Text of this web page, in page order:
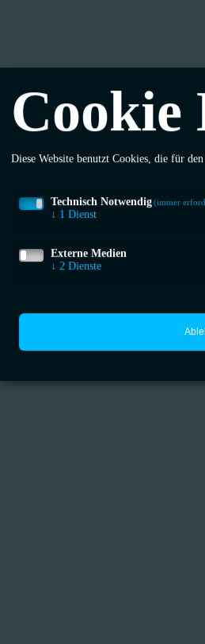
Cookie
Diese Website benutzt Cookies, die für
Technisch Notwendig(immer
↓ 1 Dienst
Externe Medien
↓ 2 Dienste